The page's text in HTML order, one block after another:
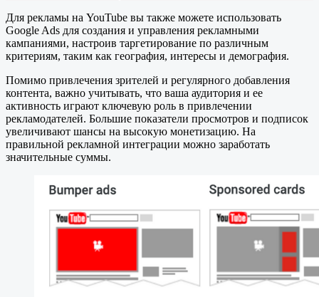
Для рекламы на YouTube вы также можете использовать
Google Ads для создания и управления рекламными
кампаниями, настроив таргетирование по различным
критериям, таким как география, интересы и демография.
Помимо привлечения зрителей и регулярного добавления
контента, важно учитывать, что ваша аудитория и ее
активность играют ключевую роль в привлечении
рекламодателей. Большие показатели просмотров и подписок
увеличивают шансы на высокую монетизацию. На
правильной рекламной интеграции можно заработать
значительные суммы.